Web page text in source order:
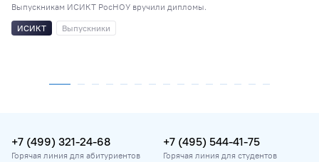
Выпускникам ИСИКТ РосНОУ вручили дипломы.
ИСИКТ
Выпускники
+7 (499) 321-24-68
Горячая линия для абитуриентов
+7 (495) 544-41-75
Горячая линия для студентов